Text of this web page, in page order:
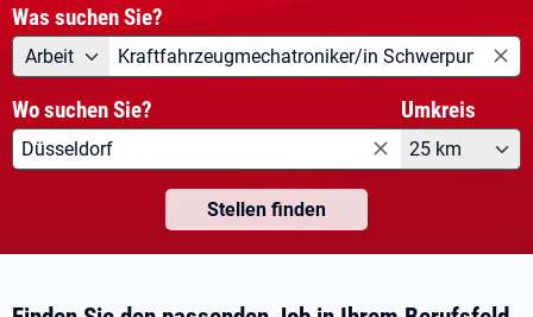
Was suchen Sie?
Angebotsart
Arbeit Was suchen Sie?
Wo suchen Sie? Umkreis
25 km
Stellen finden